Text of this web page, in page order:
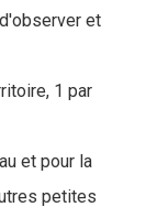
et
1 par
et pour la
petites